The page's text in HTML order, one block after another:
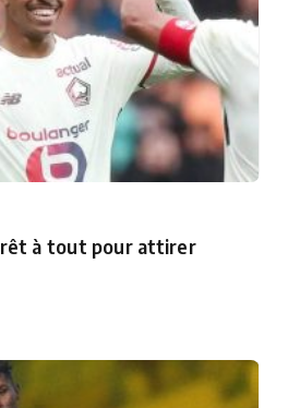
à tout pour attirer